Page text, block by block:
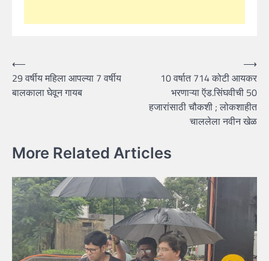
Post
navigation
⟵
29 वर्षीय महिला आपल्या 7 वर्षीय
बालकाला घेवून गायब
10 वर्षात 714 कोटी आयकर
भरणाऱ्या ऍड.सिंघवीची 50
हजारांसाठी चौकशी ; लोकशाहीत
चाललेला नवीन खेळ
⟶
More Related Articles